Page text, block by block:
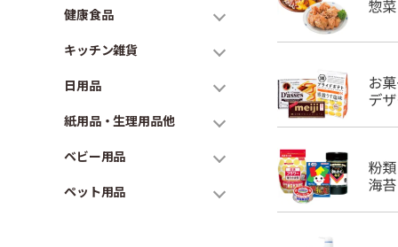
健康食品
キッチン雑貨
日用品
紙用品・生理用品他
ベビー用品
ペット用品